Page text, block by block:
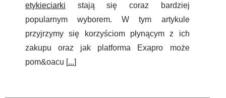
etykieciarki stają się coraz bardziej
popularnym wyborem. W tym artykule
przyjrzymy się korzyściom płynącym z ich
zakupu oraz jak platforma Exapro może
pom&oacu [...]